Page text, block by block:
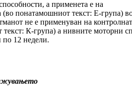
а применета е на
(во понатамошниот текст: Е-група)
не е при­ме­ну­ван на
текст: К-група) а нивните моторни
по 12 недели.